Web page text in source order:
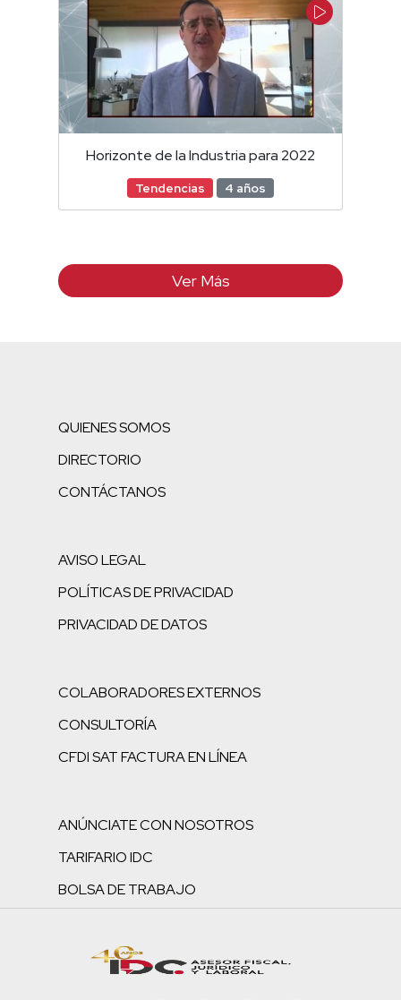
Horizonte de la Industria para 2022
Tendencias 4 años
Ver Más
QUIENES SOMOS
DIRECTORIO
CONTÁCTANOS
AVISO LEGAL
POLÍTICAS DE PRIVACIDAD
PRIVACIDAD DE DATOS
COLABORADORES EXTERNOS
CONSULTORÍA
CFDI SAT FACTURA EN LÍNEA
ANÚNCIATE CON NOSOTROS
TARIFARIO IDC
BOLSA DE TRABAJO